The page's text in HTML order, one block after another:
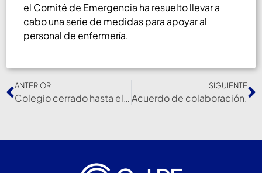
el Comité de Emergencia ha resuelto llevar a
cabo una serie de medidas para apoyar al
personal de enfermería.
ANTERIOR
Colegio cerrado hasta el 13-04-2020
SIGUIENTE
Acuerdo de colaboración.